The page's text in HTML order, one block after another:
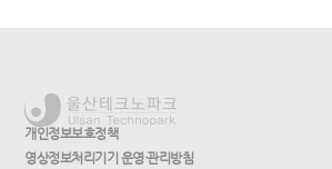
개인정보보호정책
영상정보처리기기 운영·관리방침